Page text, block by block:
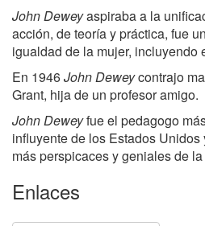
John Deweyaspiraba a la
acción, de teoría y práctica, fue
igualdad de la mujer, incluyendo
En 1946John Deweycontrajo
Grant, hija de un profesor amigo.
John Deweyfue el pedagogo
influyente de los Estados
más perspicaces y geniales de
Enlaces